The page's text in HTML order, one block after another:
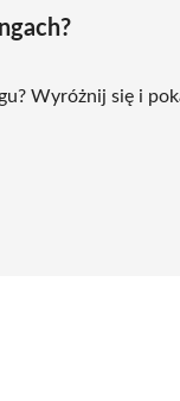
Wyróżnij się i